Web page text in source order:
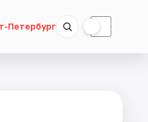
Петербург ☾